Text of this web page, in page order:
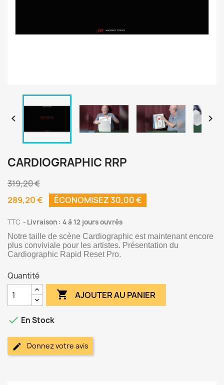
 
CARDIOGRAPHIC RRP
319,20 €
289,20 €
ÉCONOMISEZ 30,00 €
TTC Livraison : 4 à 12 jours ouvrés
Notre taille de scène Cardiographic est maintenant encore
plus conviviale pour les artistes. Présentation du
Cardiographic Rapid Reset Pro.
Quantité
 AJOUTER AU PANIER
 En Stock
Donnez votre avis